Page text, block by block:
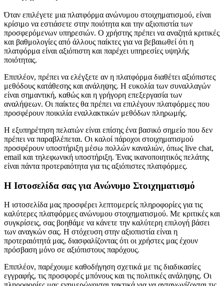
Όταν επιλέγετε μια πλατφόρμα ανώνυμου στοιχηματισμού, είναι
κρίσιμο να εστιάσετε στην ποιότητα και την αξιοπιστία των
προσφερόμενων υπηρεσιών. Ο χρήστης πρέπει να αναζητά κριτικές
και βαθμολογίες από άλλους παίκτες για να βεβαιωθεί ότι η
πλατφόρμα είναι αξιόπιστη και παρέχει υπηρεσίες υψηλής
ποιότητας.
Επιπλέον, πρέπει να ελέγξετε αν η πλατφόρμα διαθέτει αξιόπιστες
μεθόδους κατάθεσης και ανάληψης. Η ευκολία των συναλλαγών
είναι σημαντική, καθώς και η γρήγορη επεξεργασία των
αναλήψεων. Οι παίκτες θα πρέπει να επιλέγουν πλατφόρμες που
προσφέρουν ποικιλία εναλλακτικών μεθόδων πληρωμής.
Η εξυπηρέτηση πελατών είναι επίσης ένα βασικό σημείο που δεν
πρέπει να παραβλέπεται. Οι καλοί πάροχοι στοιχηματισμού
προσφέρουν υποστήριξη μέσω πολλών καναλιών, όπως live chat,
email και τηλεφωνική υποστήριξη. Ένας ικανοποιητικός πελάτης
είναι πάντα προτεραιότητα για τις αξιόπιστες πλατφόρμες.
Η Ιστοσελίδα σας για Ανώνυμο Στοιχηματισμό
Η ιστοσελίδα μας προσφέρει λεπτομερείς πληροφορίες για τις
καλύτερες πλατφόρμες ανώνυμου στοιχηματισμού. Με κριτικές και
συγκρίσεις, σας βοηθάμε να κάνετε την καλύτερη επιλογή βάσει
των αναγκών σας. Η στόχευση στην αξιοπιστία είναι η
προτεραιότητά μας, διασφαλίζοντας ότι οι χρήστες μας έχουν
πρόσβαση μόνο σε αξιόπιστους παρόχους.
Επιπλέον, παρέχουμε καθοδήγηση σχετικά με τις διαδικασίες
εγγραφής, τις προσφορές μπόνους και τις πολιτικές ανάληψης. Οι